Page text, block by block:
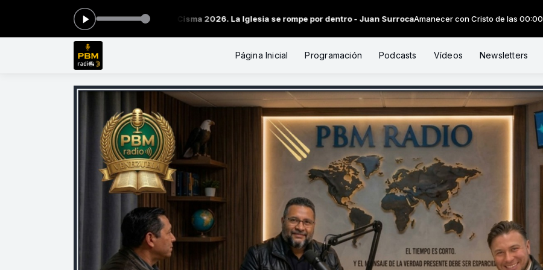
#020 ALERTA ADVENTISTA Cisma 2026. La Iglesia se rompe por dentro - Juan SurrocaAmanecer con Cristo de las 00:00 a las 01:00 -
Página Inicial Programación Podcasts Vídeos Newsletters